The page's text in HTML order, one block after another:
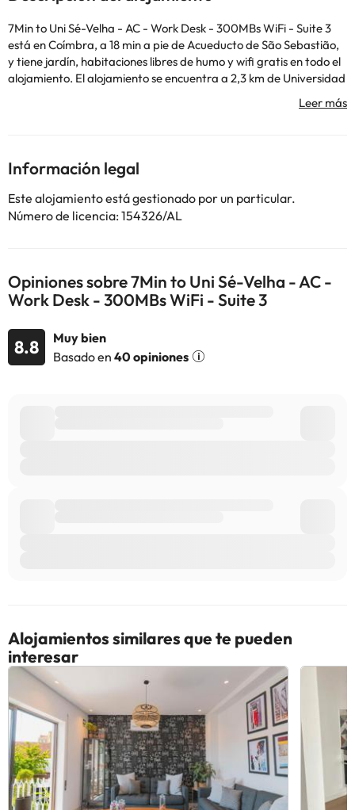
7Min to Uni Sé-Velha - AC - Work Desk - 300MBs WiFi - Suite 3
está en Coímbra, a 18 min a pie de Acueducto de São Sebastião,
y tiene jardín, habitaciones libres de humo y wifi gratis en todo el
alojamiento. El alojamiento se encuentra a 2,3 km de Universidad
de Coímbra, a 15 min a pie de Estadio Ciudad de Coímbra y a 4,7
km de Estación de tren de Coímbra-A. Todas las habitaciones
cafetera, nevera, lavavajillas, caja fuerte, TV de pantalla plana,
terraza y baño privado con ducha. En 7Min to Uni Sé-Velha - AC
- Work Desk - 300MBs WiFi - Suite 3, las habitaciones cuentan
con ropa de cama y toallas. Monasterio de Santa Clara-a-Velha
o soltera ni fiestas similares.
consultar sus tarifas directamente en el establecimiento. Toda la
información de esta ficha está sujeta a cambios por parte del
alojamiento. Si tienes dudas, contáctanos.
Información legal
Este alojamiento está gestionado por un particular.
Número de licencia: 154326/AL
Opiniones sobre 7Min to Uni Sé-Velha - AC -
Work Desk - 300MBs WiFi - Suite 3
8.8
Muy bien
Basado en 40 opiniones
Alojamientos similares que te pueden
interesar